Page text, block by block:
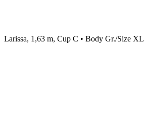
Larissa, 1,63 m, Cup C • Body Gr./Size XL